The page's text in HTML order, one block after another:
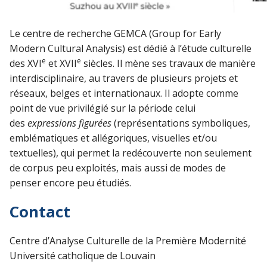
Le centre de recherche GEMCA (Group for Early
Modern Cultural Analysis) est dédié à l’étude culturelle
des XVIe et XVIIe siècles. Il mène ses travaux de manière
interdisciplinaire, au travers de plusieurs projets et
réseaux, belges et internationaux. Il adopte comme
point de vue privilégié sur la période celui
des expressions figurées(représentations symboliques,
emblématiques et allégoriques, visuelles et/ou
textuelles), qui permet la redécouverte non seulement
de corpus peu exploités, mais aussi de modes de
penser encore peu étudiés.
Contact
Centre d’Analyse Culturelle de la Première Modernité
Université catholique de Louvain